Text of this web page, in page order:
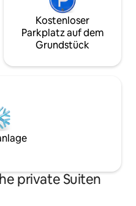
Kostenloser
Parkplatz auf dem
Grundstück
private Suiten